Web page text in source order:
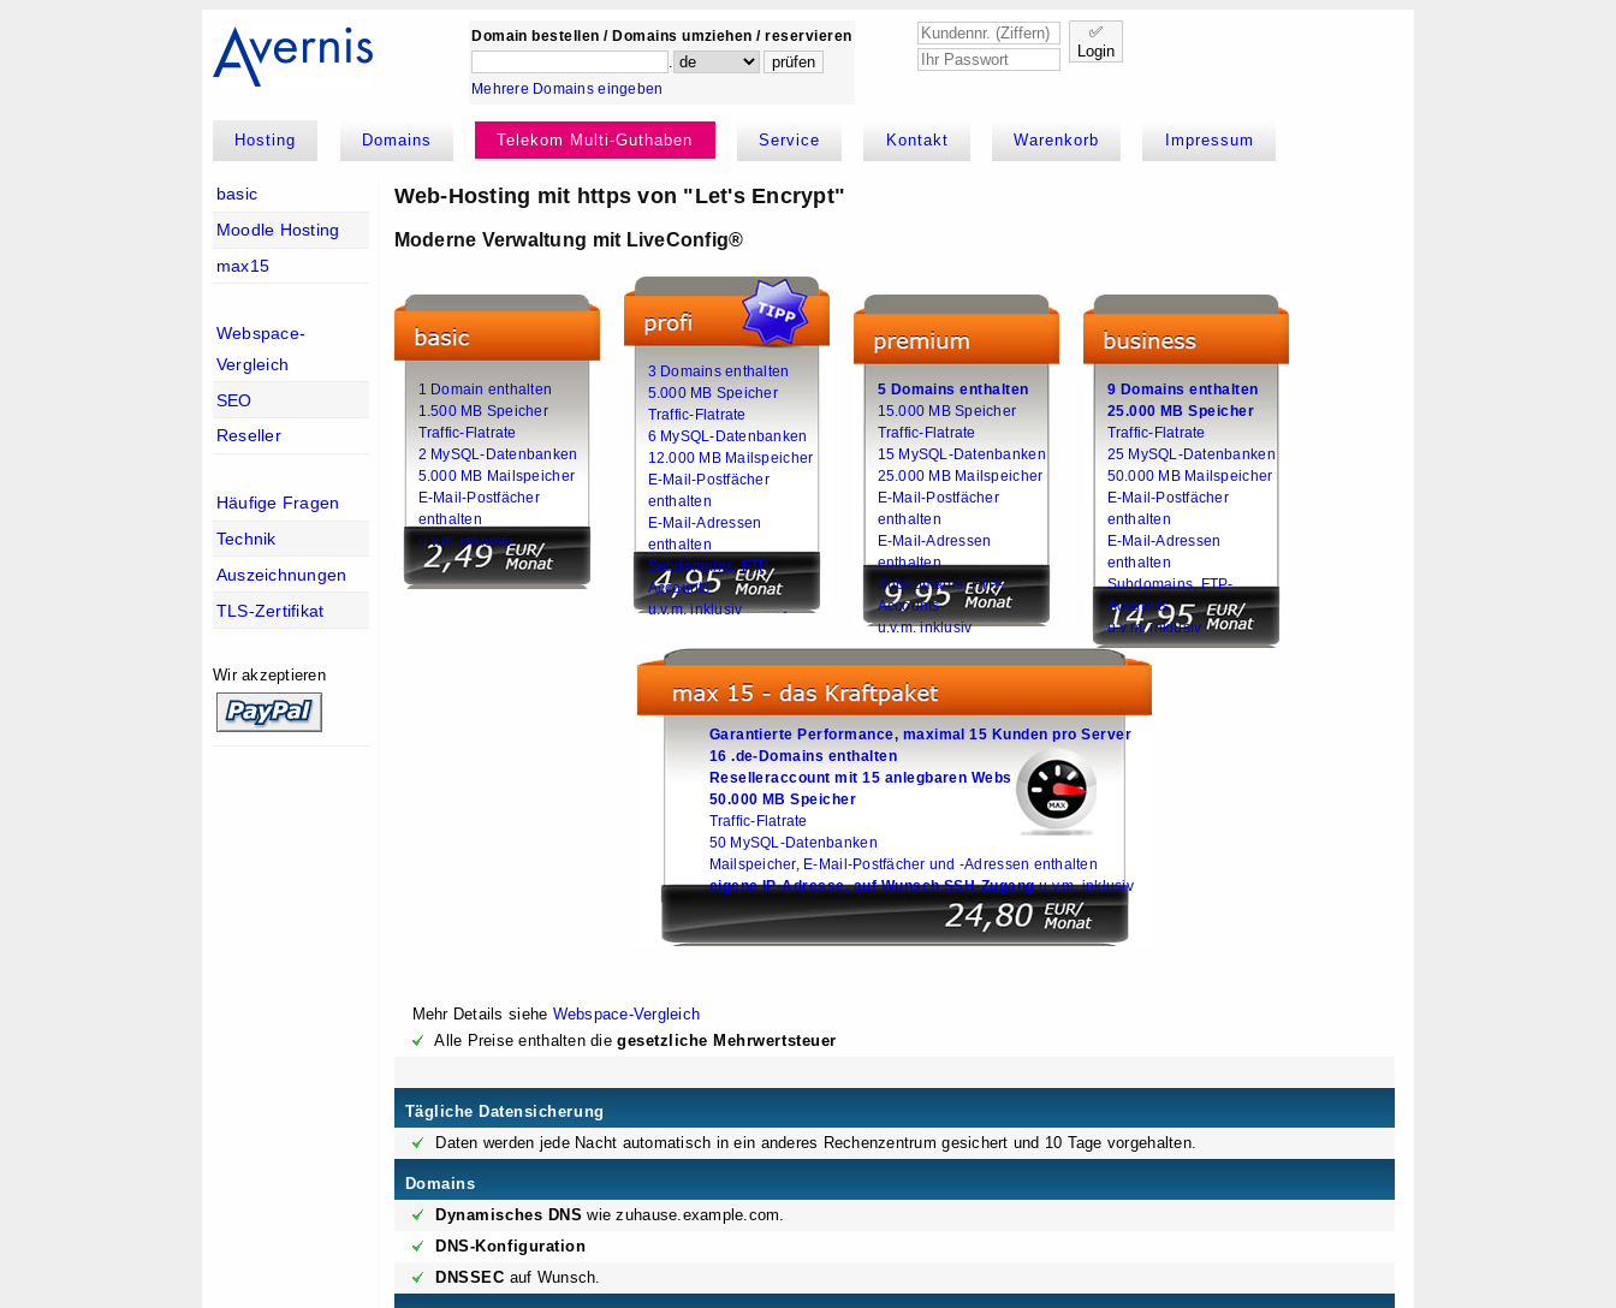
Domain bestellen / Domains umziehen / reservieren
.
Mehrere Domains eingeben
✅
Login
Hosting Domains Telekom Multi-Guthaben Service Kontakt Warenkorb Impressum
basic
Moodle Hosting
max15
Webspace-
Vergleich
SEO
Reseller
Häufige Fragen
Technik
Auszeichnungen
TLS-Zertifikat
Wir akzeptieren
Web-Hosting mit https von "Let's Encrypt"
Moderne Verwaltung mit LiveConfig®
1 Domain enthalten
1.500 MB Speicher
Traffic-Flatrate
2 MySQL-Datenbanken
5.000 MB Mailspeicher
E-Mail-Postfächer
enthalten
u.v.m. inklusiv
3 Domains enthalten
5.000 MB Speicher
Traffic-Flatrate
6 MySQL-Datenbanken
12.000 MB Mailspeicher
E-Mail-Postfächer
enthalten
E-Mail-Adressen
enthalten
Subdomains, FTP-
Accounts
u.v.m. inklusiv
5 Domains enthalten
15.000 MB Speicher
Traffic-Flatrate
15 MySQL-Datenbanken
25.000 MB Mailspeicher
E-Mail-Postfächer
enthalten
E-Mail-Adressen
enthalten
Subdomains, FTP-
Accounts
u.v.m. inklusiv
9 Domains enthalten
25.000 MB Speicher
Traffic-Flatrate
25 MySQL-Datenbanken
50.000 MB Mailspeicher
E-Mail-Postfächer
enthalten
E-Mail-Adressen
enthalten
Subdomains, FTP-
Accounts
u.v.m. inklusiv
Garantierte Performance, maximal 15 Kunden pro Server
16 .de-Domains enthalten
Reselleraccount mit 15 anlegbaren Webs
50.000 MB Speicher
Traffic-Flatrate
50 MySQL-Datenbanken
Mailspeicher, E-Mail-Postfächer und -Adressen enthalten
eigene IP-Adresse, auf Wunsch SSH-Zugangu.v.m. inklusiv
Mehr Details siehe Webspace-Vergleich
Alle Preise enthalten diegesetzliche Mehrwertsteuer
Tägliche Datensicherung
Daten werden jede Nacht automatisch in ein anderes Rechenzentrum gesichert und 10 Tage vorgehalten.
Domains
Dynamisches DNS wie zuhause.example.com.
DNS-Konfiguration
DNSSEC auf Wunsch.